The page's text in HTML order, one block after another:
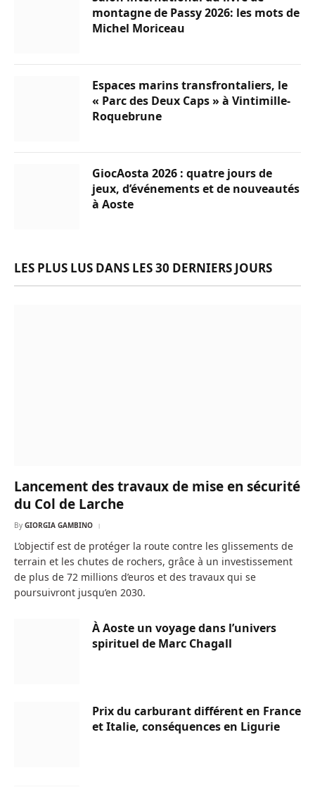
montagne de Passy 2026: les mots de
Michel Moriceau
Espaces marins transfrontaliers, le
« Parc des Deux Caps » à Vintimille-
Roquebrune
GiocAosta 2026 : quatre jours de
jeux, d’événements et de nouveautés
à Aoste
LES PLUS LUS DANS LES 30 DERNIERS JOURS
Lancement des travaux de mise en sécurité
du Col de Larche
By GIORGIA GAMBINO
L’objectif est de protéger la route contre les glissements de
terrain et les chutes de rochers, grâce à un investissement
de plus de 72 millions d’euros et des travaux qui se
poursuivront jusqu’en 2030.
À Aoste un voyage dans l’univers
spirituel de Marc Chagall
Prix du carburant différent en France
et Italie, conséquences en Ligurie